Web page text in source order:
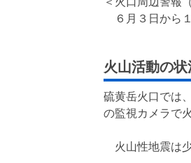
６月３日から
火山活動の
硫黄岳火口では
の監視カメラで
火山性地震は